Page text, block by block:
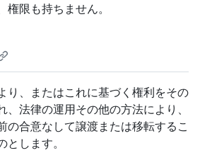
限も持ちません。
り、またはこれに基づく権利をその
、法律の運用その他の方法により、
の合意なして譲渡または移転するこ
とします。